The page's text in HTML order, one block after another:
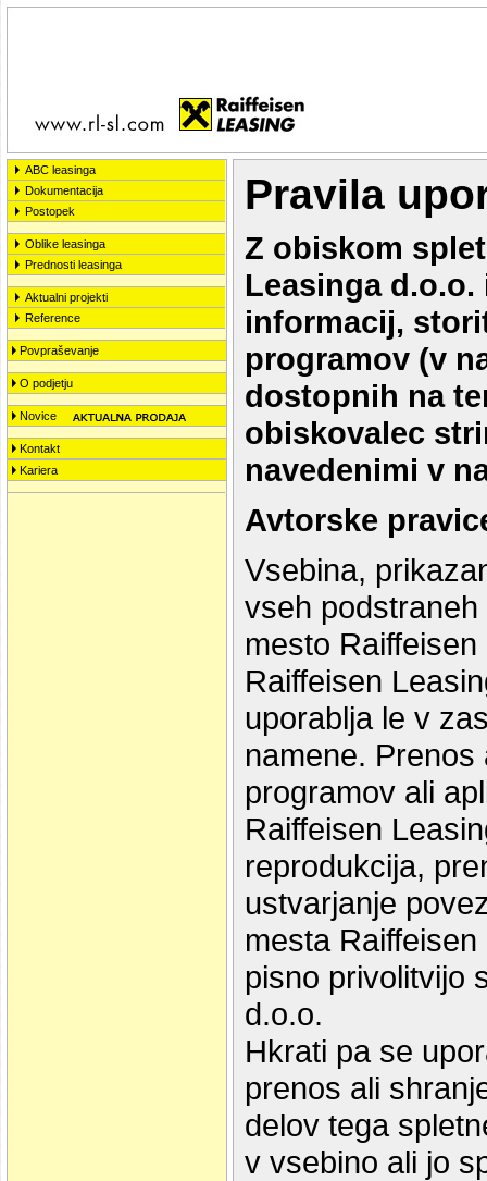
ABC leasinga
Dokumentacija
Postopek
Oblike leasinga
Prednosti leasinga
Aktualni projekti
Reference
Povpraševanje
O podjetju
Novice
Kontakt
Kariera
Pravila
Z obiskom
Leasinga
informacij,
programov (v
dostopnih na
obiskovalec
navedenimi v
Avtorske
Vsebina,
vseh
mesto
Raiffeisen
uporablja le v
namene.
programov ali
Raiffeisen
reprodukcija,
ustvarjanje
mesta
pisno privolitvijo
d.o.o.
Hkrati pa se
prenos ali
delov tega
v vsebino ali jo